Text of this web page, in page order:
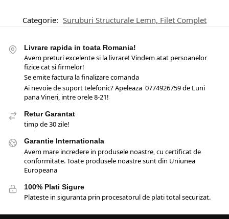
Categorie: Suruburi Structurale Lemn, Filet Complet
Livrare rapida in toata Romania!
Avem preturi excelente si la livrare! Vindem atat persoanelor
fizice cat si firmelor!
Se emite factura la finalizare comanda
Ai nevoie de suport telefonic? Apeleaza 0774926759 de Luni
pana Vineri, intre orele 8-21!
Retur Garantat
timp de 30 zile!
Garantie Internationala
Avem mare incredere in produsele noastre, cu certificat de
conformitate. Toate produsele noastre sunt din Uniunea
Europeana
100% Plati Sigure
Plateste in siguranta prin procesatorul de plati total securizat.